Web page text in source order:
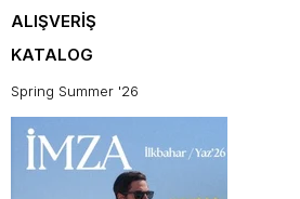
ALIŞVERİŞ
KATALOG
Spring Summer '26